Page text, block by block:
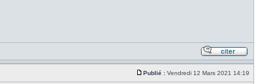
Publié : Vendredi 12 Mars 2021 14:19